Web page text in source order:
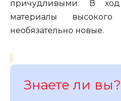
причудливыми. В ход
материалы
необязательно новые.
Знаете ли вы?